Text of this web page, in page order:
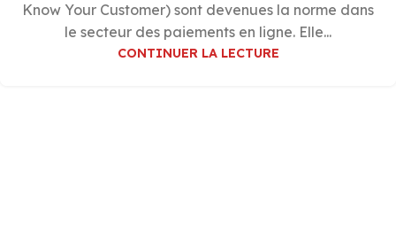
Know Your Customer) sont devenues la norme dans
le secteur des paiements en ligne. Elle...
CONTINUER LA LECTURE